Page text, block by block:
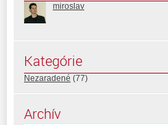
miroslav
Kategórie
Nezaradené (77)
Archív